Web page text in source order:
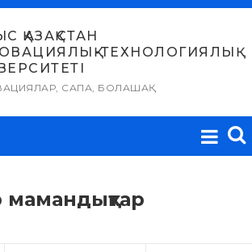
ҚАЗАҚСТАН
ТЕХНОЛОГИЯЛЫҚ
САПА, БОЛАШАҚ
мамандықтар